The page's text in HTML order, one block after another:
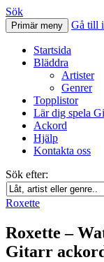
Sök
Primär meny Gå till
Startsida
Bläddra
Artister
Genrer
Topplistor
Lär dig spela
Ackord
Hjälp
Kontakta oss
Sök efter:
Roxette
Roxette –
Gitarr